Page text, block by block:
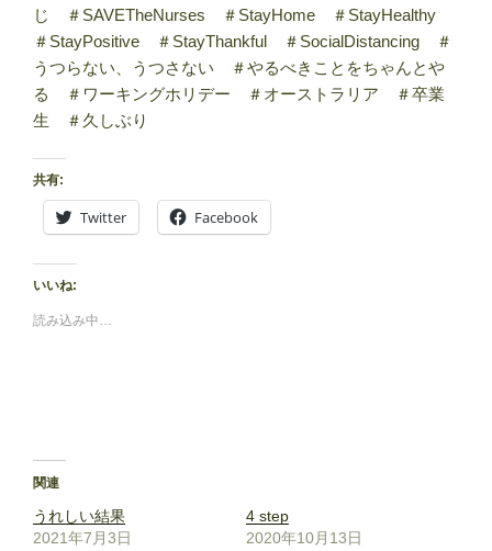
じ ＃SAVETheNurses ＃StayHome ＃StayHealthy
＃StayPositive ＃StayThankful ＃SocialDistancing ＃
うつらない、うつさない ＃やるべきことをちゃんとや
る ＃ワーキングホリデー ＃オーストラリア ＃卒業
生 ＃久しぶり
共有:
Twitter Facebook
いいね:
読み込み中…
関連
うれしい結果
2021年7月3日
4 step
2020年10月13日